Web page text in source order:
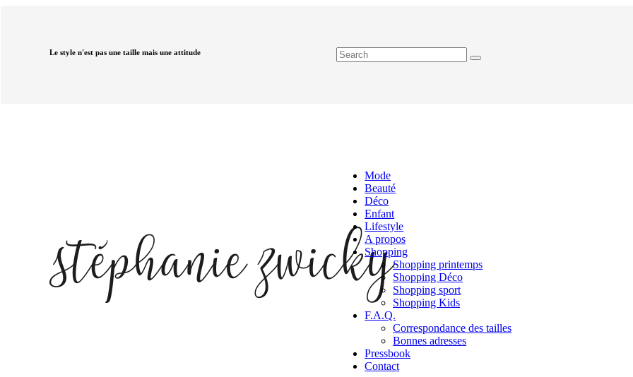
Le style n'est pas une taille mais une attitude
Mode
Beauté
Déco
Enfant
Lifestyle
A propos
Shopping
Shopping printemps
Shopping Déco
Shopping sport
Shopping Kids
F.A.Q.
Correspondance des tailles
Bonnes adresses
Pressbook
Contact